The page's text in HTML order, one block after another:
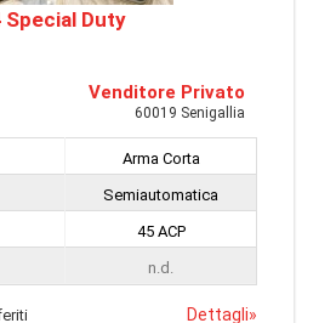
Duty
Venditore Privato
60019 Senigallia
Arma Corta
Semiautomatica
45 ACP
n.d.
Dettagli»